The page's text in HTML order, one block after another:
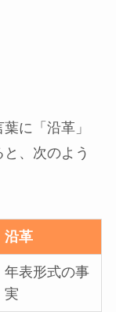
に「沿革」
、次のよう
沿革
年表形式の事
実